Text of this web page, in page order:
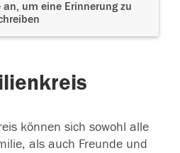
um eine Erinnerung zu
können sich sowohl alle
als auch Freunde und